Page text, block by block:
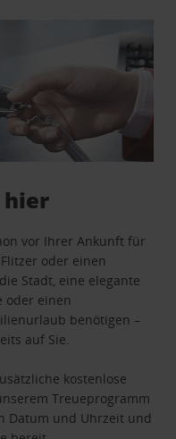
hier
vor Ihrer Ankunft für
oder einen
Stadt, eine elegante
oder einen
benötigen –
auf Sie.
kostenlose
Treueprogramm
Datum und Uhrzeit und